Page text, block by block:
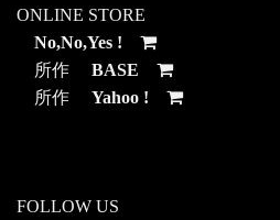
ONLINE STORE
No,No,Yes !
所作 BASE
所作 Yahoo !
FOLLOW US